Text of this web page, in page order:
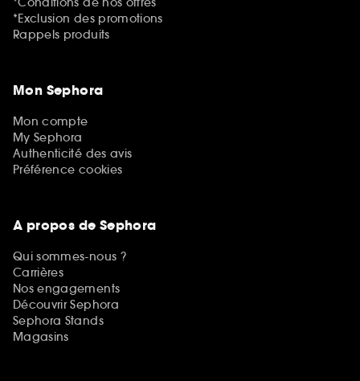
*Exclusion des promotions
Rappels produits
Mon Sephora
Mon compte
My Sephora
Authenticité des avis
Préférence cookies
A propos de Sephora
Qui sommes-nous ?
Carrières
Nos engagements
Découvrir Sephora
Sephora Stands
Magasins